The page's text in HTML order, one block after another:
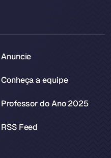
Anuncie
Conheça a equipe
Professor do Ano 2025
RSS Feed